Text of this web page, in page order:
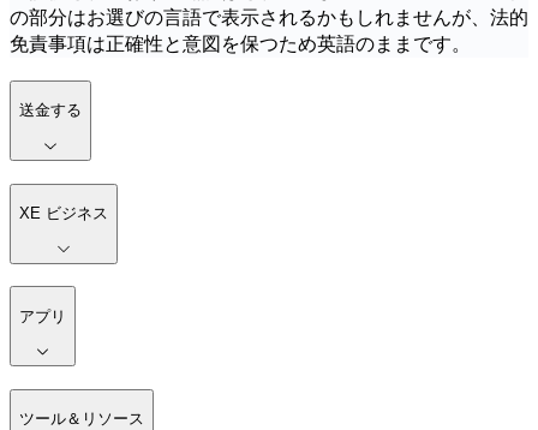
の部分はお選びの言語で表示されるかもしれませんが、法的
免責事項は正確性と意図を保つため英語のままです。
送金する
XE ビジネス
アプリ
ツール＆リソース